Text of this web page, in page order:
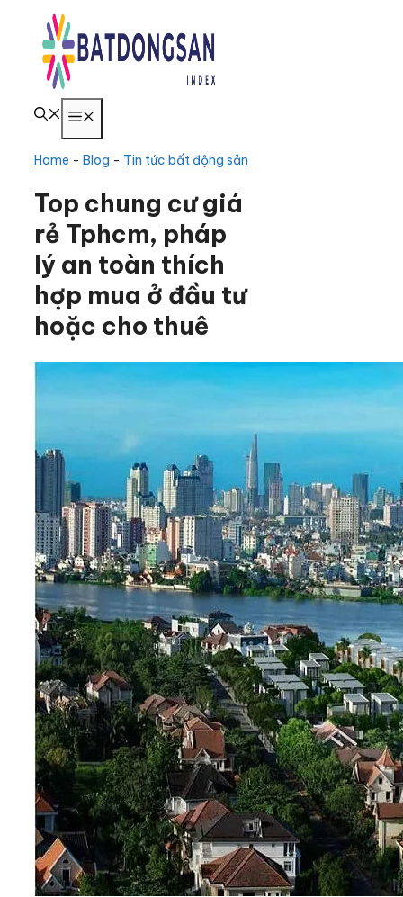
Chuyển
Home - Blog - Tin tức bất động sản
Top chung cư giá
rẻ Tphcm, pháp
lý an toàn thích
hợp mua ở đầu tư
hoặc cho thuê